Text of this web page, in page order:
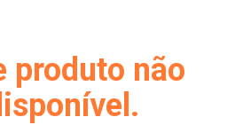
produto não